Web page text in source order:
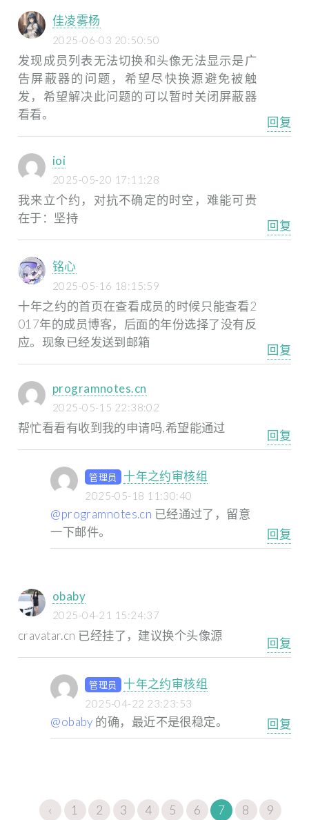
佳凌雾杨
2025-06-03 20:50:50
发现成员列表无法切换和头像无法显示是广
告屏蔽器的问题，希望尽快换源避免被触
发，希望解决此问题的可以暂时关闭屏蔽器
看看。
回复
ioi
2025-05-20 17:11:28
我来立个约，对抗不确定的时空，难能可贵
在于：坚持
回复
铭心
2025-05-16 18:15:59
十年之约的首页在查看成员的时候只能查看2
017年的成员博客，后面的年份选择了没有反
应。现象已经发送到邮箱
回复
programnotes.cn
2025-05-15 22:38:02
帮忙看看有收到我的申请吗,希望能通过
回复
管理员 十年之约审核组
2025-05-18 11:30:40
@programnotes.cn 已经通过了，留意
一下邮件。
回复
obaby
2025-04-21 15:24:37
cravatar.cn 已经挂了，建议换个头像源
回复
管理员 十年之约审核组
2025-04-22 23:23:53
@obaby 的确，最近不是很稳定。 回复
‹ 1 2 3 4 5 6 7 8
9